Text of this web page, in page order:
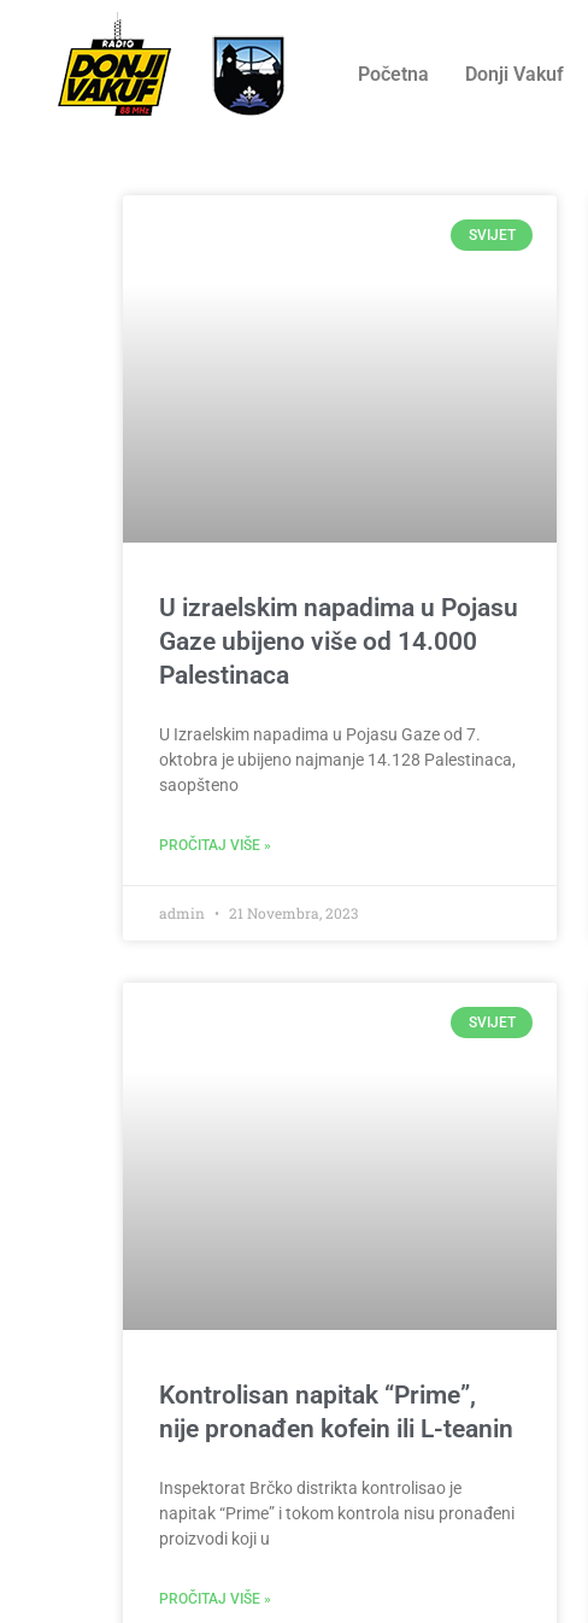
Početna Donji Vakuf
SVIJET
U izraelskim napadima u Pojasu
Gaze ubijeno više od 14.000
Palestinaca
U Izraelskim napadima u Pojasu Gaze od 7.
oktobra je ubijeno najmanje 14.128 Palestinaca,
saopšteno
PROČITAJ VIŠE »
admin 21 Novembra, 2023
SVIJET
Kontrolisan napitak “Prime”,
nije pronađen kofein ili L-teanin
Inspektorat Brčko distrikta kontrolisao je
napitak “Prime” i tokom kontrola nisu pronađeni
proizvodi koji u
PROČITAJ VIŠE »